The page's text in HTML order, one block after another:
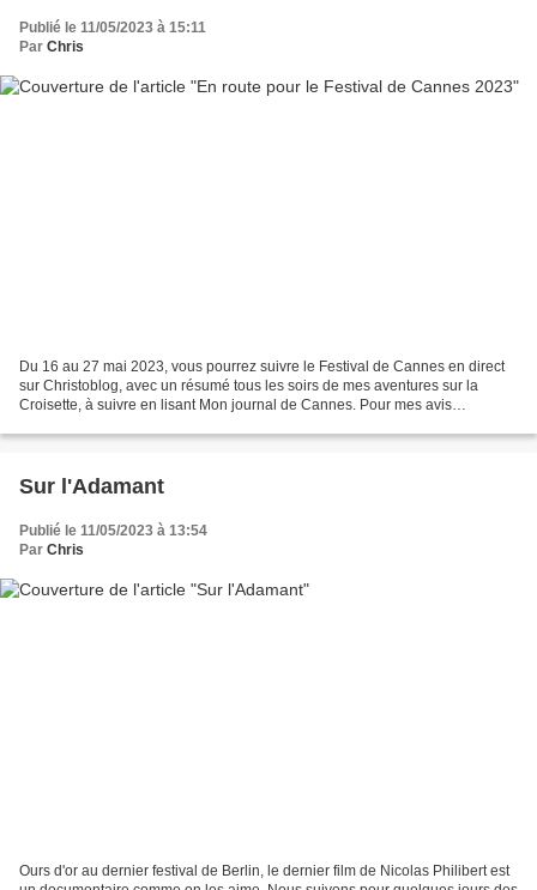
Publié le 11/05/2023 à 15:11
Par Chris
Du 16 au 27 mai 2023, vous pourrez suivre le Festival de Cannes en direct
sur Christoblog, avec un résumé tous les soirs de mes aventures sur la
Croisette, à suivre en lisant Mon journal de Cannes. Pour mes avis
Sur l'Adamant
Publié le 11/05/2023 à 13:54
Par Chris
Ours d'or au dernier festival de Berlin, le dernier film de Nicolas Philibert est